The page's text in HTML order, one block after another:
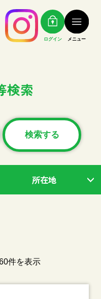
ログイン メニュー
検索
検索する
所在地
件を表示